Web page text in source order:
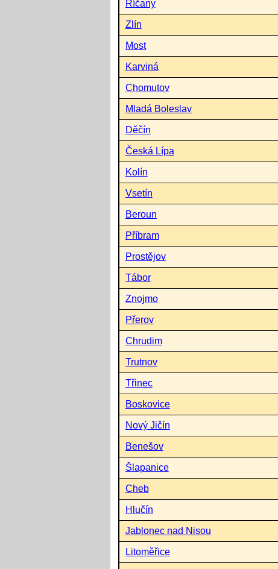
Říčany
Zlín
Most
Karviná
Chomutov
Mladá Boleslav
Děčín
Česká Lípa
Kolín
Vsetín
Beroun
Příbram
Prostějov
Tábor
Znojmo
Přerov
Chrudim
Trutnov
Třinec
Boskovice
Nový Jičín
Benešov
Šlapanice
Cheb
Hlučín
Jablonec nad Nisou
Litoměřice